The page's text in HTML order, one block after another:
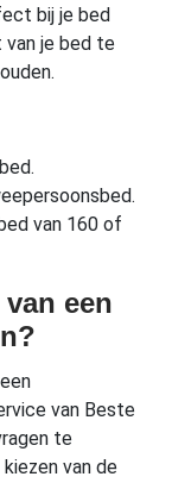
bij je bed
je bed te
van 160 of
een
van Beste
te
van de